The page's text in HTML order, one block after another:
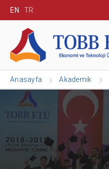
EN TR
Anasayfa Akademik